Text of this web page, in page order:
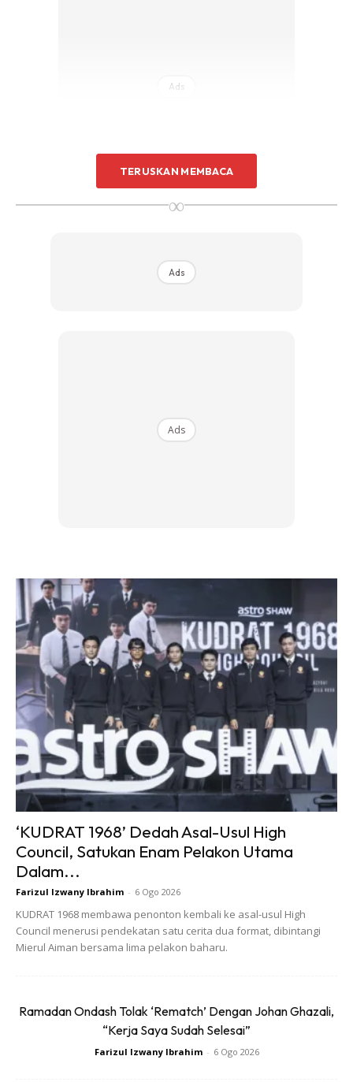
Ads
1) Sebaiknya berwuduk dahulu.
4) Sampai ayat ke-enam “Sanuk riu ka fala tannsa”
Sangat baik diamalkan di pagi hari peperiksaan. Untuk
amalan setiap hari pun bagus juga.
Namun kalau boleh, pagi hari peperiksaan itu wajibkan diri
buat ya. Suruh anak buat, ibu bapa pun boleh juga baca
sama, tiup dan doakan.
Ads
Sesungguhnya tiada kejayaan tanpa redha Allah Taala.
TERUSKAN MEMBACA
∞
Ads
Ads
‘KUDRAT 1968’ Dedah Asal-Usul High
Council, Satukan Enam Pelakon Utama
Dalam...
Farizul Izwany Ibrahim - 6 Ogo 2026
KUDRAT 1968 membawa penonton kembali ke asal-usul High
Council menerusi pendekatan satu cerita dua format, dibintangi
Mierul Aiman bersama lima pelakon baharu.
Ramadan Ondash Tolak ‘Rematch’ Dengan Johan Ghazali,
“Kerja Saya Sudah Selesai”
Farizul Izwany Ibrahim - 6 Ogo 2026